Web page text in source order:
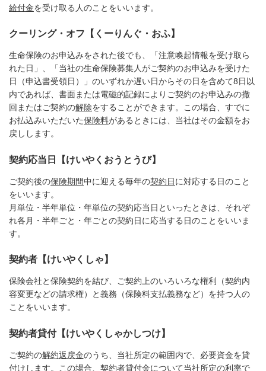
給付金を受け取る人のことをいいます。
クーリング・オフ【くーりんぐ・おふ】
生命保険のお申込みをされた後でも、「注意喚起情報を受け取ら
れた日」、「当社の生命保険募集人がご契約のお申込みを受けた
日（申込書受領日）」のいずれか遅い日からその日を含めて8日以
内であれば、書面または電磁的記録によりご契約のお申込みの撤
回またはご契約の解除をすることができます。この場合、すでに
お払込みいただいた保険料があるときには、当社はその金額をお
戻しします。
契約応当日【けいやくおうとうび】
ご契約後の保険期間中に迎える毎年の契約日に対応する日のこと
をいいます。
月単位・半年単位・年単位の契約応当日といったときは、それぞ
れ各月・半年ごと・年ごとの契約日に応当する日のことをいいま
す。
契約者【けいやくしゃ】
保険会社と保険契約を結び、ご契約上のいろいろな権利（契約内
容変更などの請求権）と義務（保険料支払義務など）を持つ人の
ことをいいます。
契約者貸付【けいやくしゃかしつけ】
ご契約の解約返戻金のうち、当社所定の範囲内で、必要資金を貸
付けします。この場合、契約者貸付金について当社所定の利率で